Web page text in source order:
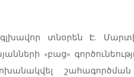
տնօրեն Է.
«բաց»
շահագործման